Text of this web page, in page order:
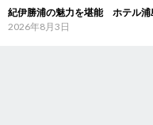
紀伊勝浦の魅力を堪能 ホテル浦
2026年8月3日